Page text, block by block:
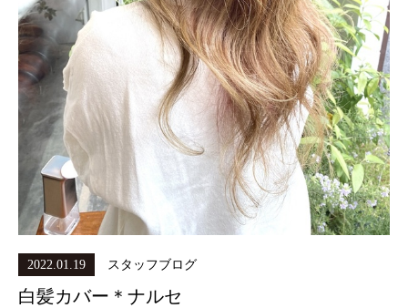
2022.01.19 スタッフブログ
白髪カバー＊ナルセ